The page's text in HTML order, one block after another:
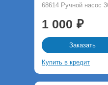
68614 Ручной насос
1 000
Заказать
Купить в кредит